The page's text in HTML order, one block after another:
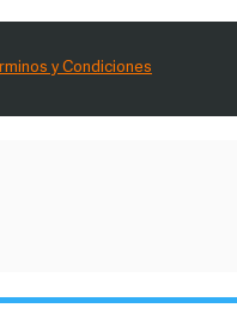
y Condiciones